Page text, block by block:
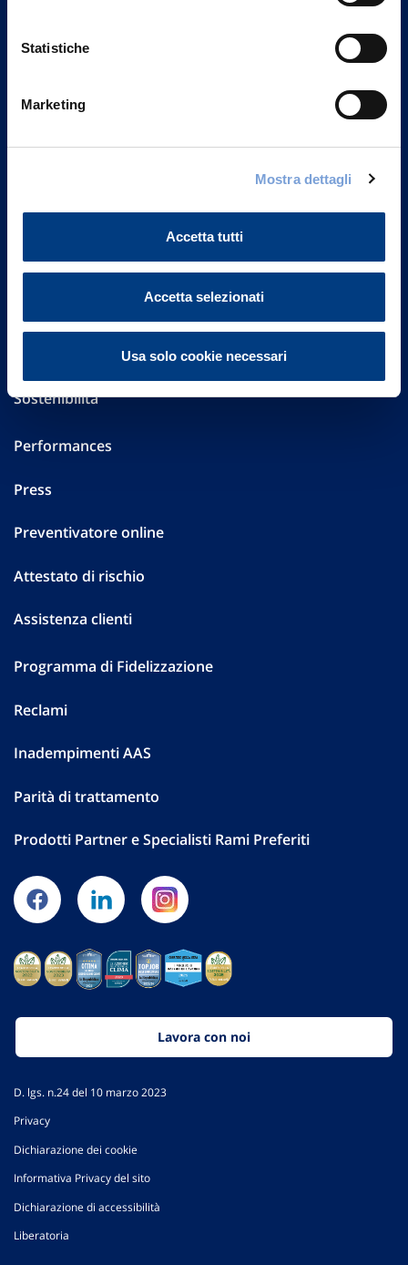
Statistiche
Marketing
Mostra dettagli
Accetta tutti
Accetta selezionati
Usa solo cookie necessari
Vittoria Assicurazioni S.p.A.
Governance
Altre informazioni
Sostenibilità
Performances
Press
Preventivatore online
Attestato di rischio
Assistenza clienti
Programma di Fidelizzazione
Reclami
Inadempimenti AAS
Parità di trattamento
Prodotti Partner e Specialisti Rami Preferiti
Lavora con noi
D. lgs. n.24 del 10 marzo 2023
Privacy
Dichiarazione dei cookie
Informativa Privacy del sito
Dichiarazione di accessibilità
Liberatoria